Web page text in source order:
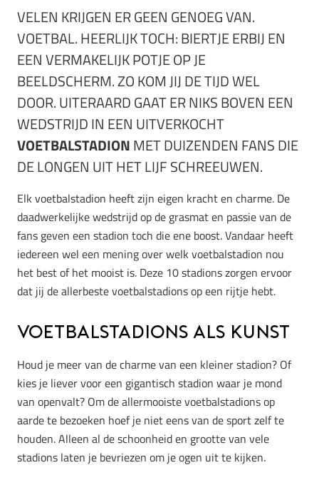
VELEN KRIJGEN ER GEEN GENOEG VAN.
VOETBAL. HEERLIJK TOCH: BIERTJE ERBIJ EN
EEN VERMAKELIJK POTJE OP JE
BEELDSCHERM. ZO KOM JIJ DE TIJD WEL
DOOR. UITERAARD GAAT ER NIKS BOVEN EEN
WEDSTRIJD IN EEN UITVERKOCHT
VOETBALSTADIONMET DUIZENDEN FANS DIE
DE LONGEN UIT HET LIJF SCHREEUWEN.
Elk voetbalstadion heeft zijn eigen kracht en charme. De
daadwerkelijke wedstrijd op de grasmat en passie van de
fans geven een stadion toch die ene boost. Vandaar heeft
iedereen wel een mening over welk voetbalstadion nou
het best of het mooist is. Deze 10 stadions zorgen ervoor
dat jij de allerbeste voetbalstadions op een rijtje hebt.
Voetbalstadions als kunst
Houd je meer van de charme van een kleiner stadion? Of
kies je liever voor een gigantisch stadion waar je mond
van openvalt? Om de allermooiste voetbalstadions op
aarde te bezoeken hoef je niet eens van de sport zelf te
houden. Alleen al de schoonheid en grootte van vele
stadions laten je bevriezen om je ogen uit te kijken.